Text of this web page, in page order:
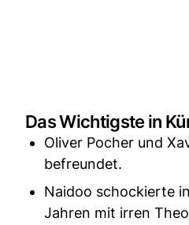
Das Wichtigste in
Oliver Pocher und
befreundet.
Naidoo schockierte
Jahren mit irren